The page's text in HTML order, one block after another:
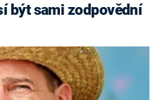
být sami zodpovědní